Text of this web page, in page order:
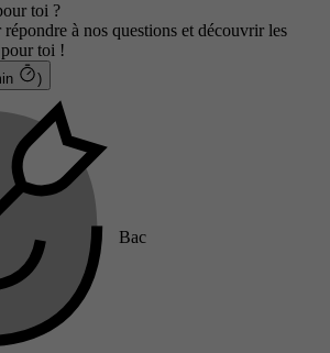
toi ?
à nos questions et découvrir les
pour toi !
)
Bac